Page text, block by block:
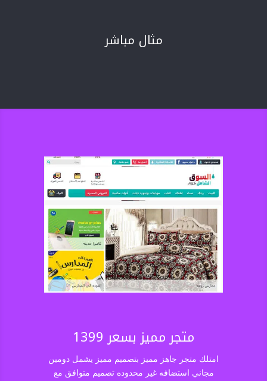
مثال مباشر
متجر مميز بسعر 1399
امتلك متجر جاهز مميز بتصميم مميز يشمل دومين
مجاني استضافه غير محدوده تصميم متوافق مع